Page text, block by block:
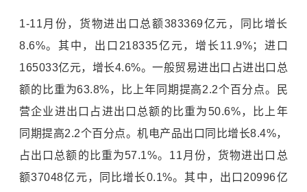
1-11月份，货物进出口总额383369亿元，同比增长
8.6%。其中，出口218335亿元，增长11.9%；进口
165033亿元，增长4.6%。一般贸易进出口占进出口总
额的比重为63.8%，比上年同期提高2.2个百分点。民
营企业进出口占进出口总额的比重为50.6%，比上年
同期提高2.2个百分点。机电产品出口同比增长8.4%，
占出口总额的比重为57.1%。11月份，货物进出口总
额37048亿元，同比增长0.1%。其中，出口20996亿